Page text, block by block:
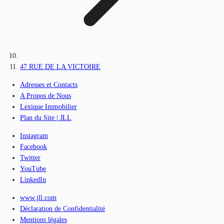
47 RUE DE LA VICTOIRE
Adresses et Contacts
A Propos de Nous
Lexique Immobilier
Plan du Site | JLL
Instagram
Facebook
Twitter
YouTube
LinkedIn
www.jll.com
Déclaration de Confidentialité
Mentions légales